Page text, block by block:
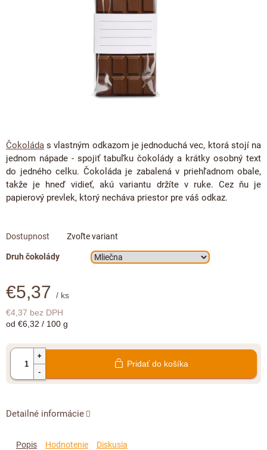
Proteínová čokoláda
Obalené v čokoláde
Káva - Coffeespot
Valentínske čokolády
Darčekové poukážky
JANEK Merchandise
Čokoládové nápoje
€5,37 / ks
€4,37 bez DPH
Jednotková
od €6,32 / 100 g
Zvoľte variant
Druh čokolády
Pridať do košíka
Čokoláda s vlastným odkazom je jednoduchá vec, ktorá stojí na
jednom nápade - spojiť tabuľku čokolády a krátky osobný text
do jedného celku. Čokoláda je zabalená v priehľadnom obale,
takže je hneď vidieť, akú variantu držíte v ruke. Cez ňu je
papierový prevlek, ktorý necháva priestor pre váš odkaz.
Detailné informácie
Popis Hodnotenie Diskusia